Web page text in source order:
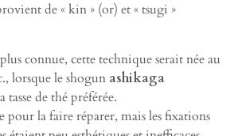
de « kin » (or) et « tsugi »
connue, cette technique serait née au
lorsque le shogun ashikaga
tasse de thé préférée.
pour la faire réparer, mais les fixations